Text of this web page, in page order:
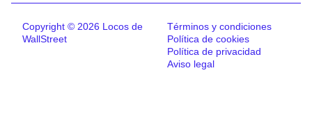
Copyright © 2026 Locos de
WallStreet
Términos y condiciones
Política de cookies
Política de privacidad
Aviso legal